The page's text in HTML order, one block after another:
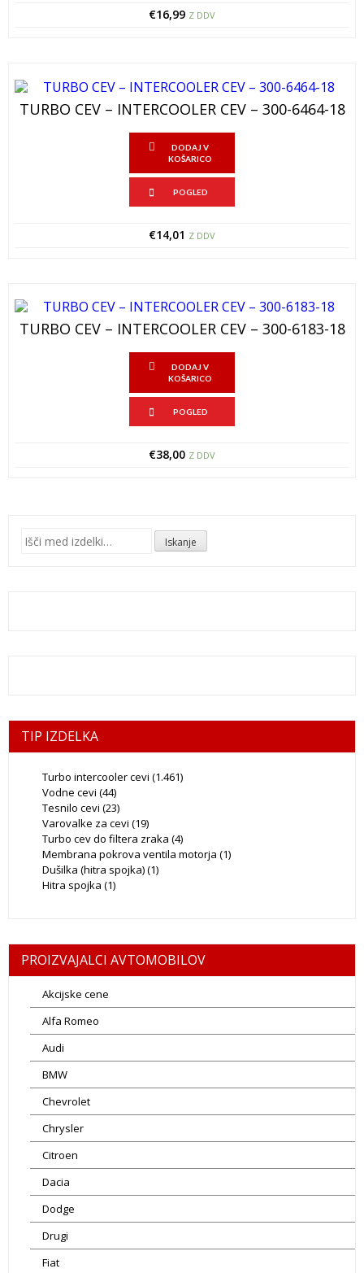
€16,99 Z DDV
TURBO CEV – INTERCOOLER CEV – 300-6464-18
DODAJ V
KOŠARICO
POGLED
€14,01 Z DDV
TURBO CEV – INTERCOOLER CEV – 300-6183-18
DODAJ V
KOŠARICO
POGLED
€38,00 Z DDV
Išči: Iskanje
TIP IZDELKA
Turbo intercooler cevi (1.461)
Vodne cevi (44)
Tesnilo cevi (23)
Varovalke za cevi (19)
Turbo cev do filtera zraka (4)
Membrana pokrova ventila motorja (1)
Dušilka (hitra spojka)(1)
Hitra spojka (1)
PROIZVAJALCI AVTOMOBILOV
Akcijske cene
Alfa Romeo
Audi
BMW
Chevrolet
Chrysler
Citroen
Dacia
Dodge
Drugi
Fiat